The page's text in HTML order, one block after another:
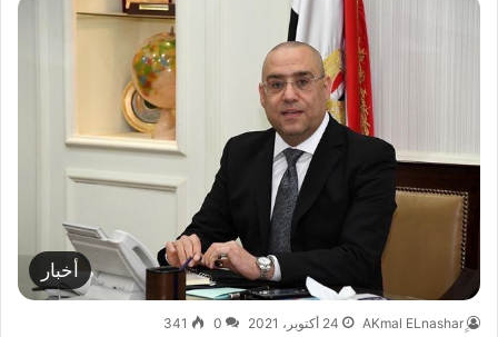
أخبار
24 أكتوبر، 2021 0
341